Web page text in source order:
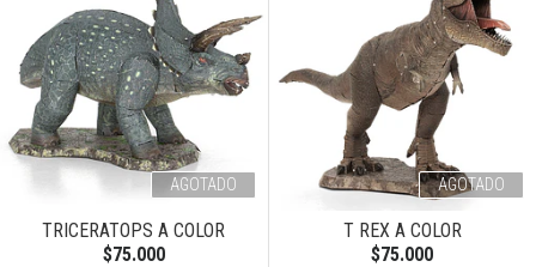
AGOTADO
TRICERATOPS A COLOR
$75.000
AGOTADO
T REX A COLOR
$75.000